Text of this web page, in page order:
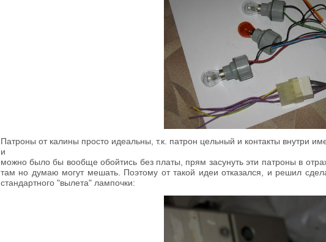
Патроны от калины просто идеальны, т.к. патрон цельный и контакты внутри
и
можно было бы вообще обойтись без платы, прям засунуть эти патроны в
там но думаю могут мешать. Поэтому от такой идеи отказался, и решил
стандартного "вылета" лампочки: